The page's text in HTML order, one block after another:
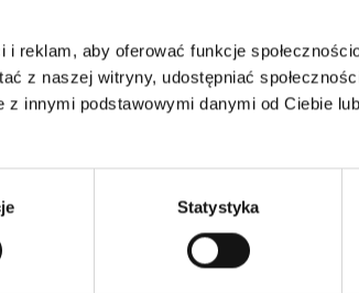
reklam, aby oferować funkcje
z naszej witryny, udostępniać
innymi podstawowymi danymi od Ciebie
Statystyka